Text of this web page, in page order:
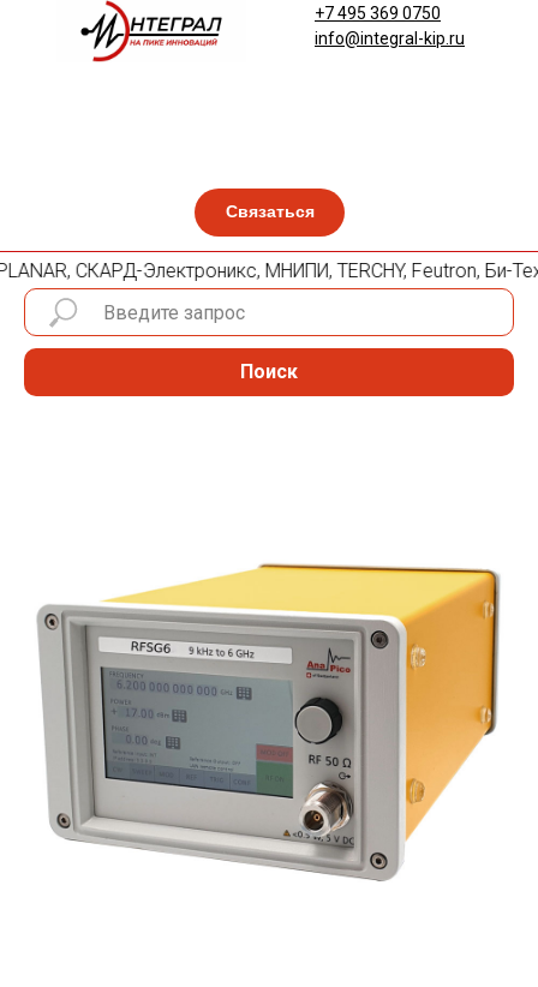
Связаться
+7 495 369 0750
info@integral-kip.ru
СКАРД-Электроникс, МНИПИ, TERCHY, Feutron, Би-
Поиск